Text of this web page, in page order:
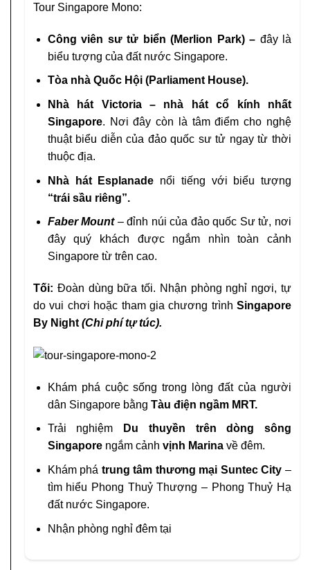
Tour Singapore Mono:
Công viên sư tử biển (Merlion Park) – đây là
biểu tượng của đất nước Singapore.
Tòa nhà Quốc Hội (Parliament House).
Nhà hát Victoria – nhà hát cổ kính nhất
Singapore. Nơi đây còn là tâm điểm cho nghệ
thuật biểu diễn của đảo quốc sư tử ngay từ thời
thuộc địa.
Nhà hát Esplanade nổi tiếng với biểu tượng
“trái sầu riêng”.
Faber Mount– đỉnh núi của đảo quốc Sư tử, nơi
đây quý khách được ngắm nhìn toàn cảnh
Singapore từ trên cao.
Tối: Đoàn dùng bữa tối. Nhận phòng nghỉ ngơi, tự
do vui chơi hoặc tham gia chương trình Singapore
By Night (Chi phí tự túc).
Khám phá cuộc sống trong lòng đất của người
dân Singapore bằng Tàu điện ngầm MRT.
Trải nghiệm
Du thuyền trên dòng sông
Singapore ngắm cảnh vịnh Marinavề đêm.
Khám phá trung tâm thương mại Suntec City–
tìm hiểu Phong Thuỷ Thượng – Phong Thuỷ Hạ
đất nước Singapore.
Nhận phòng nghỉ đêm tại